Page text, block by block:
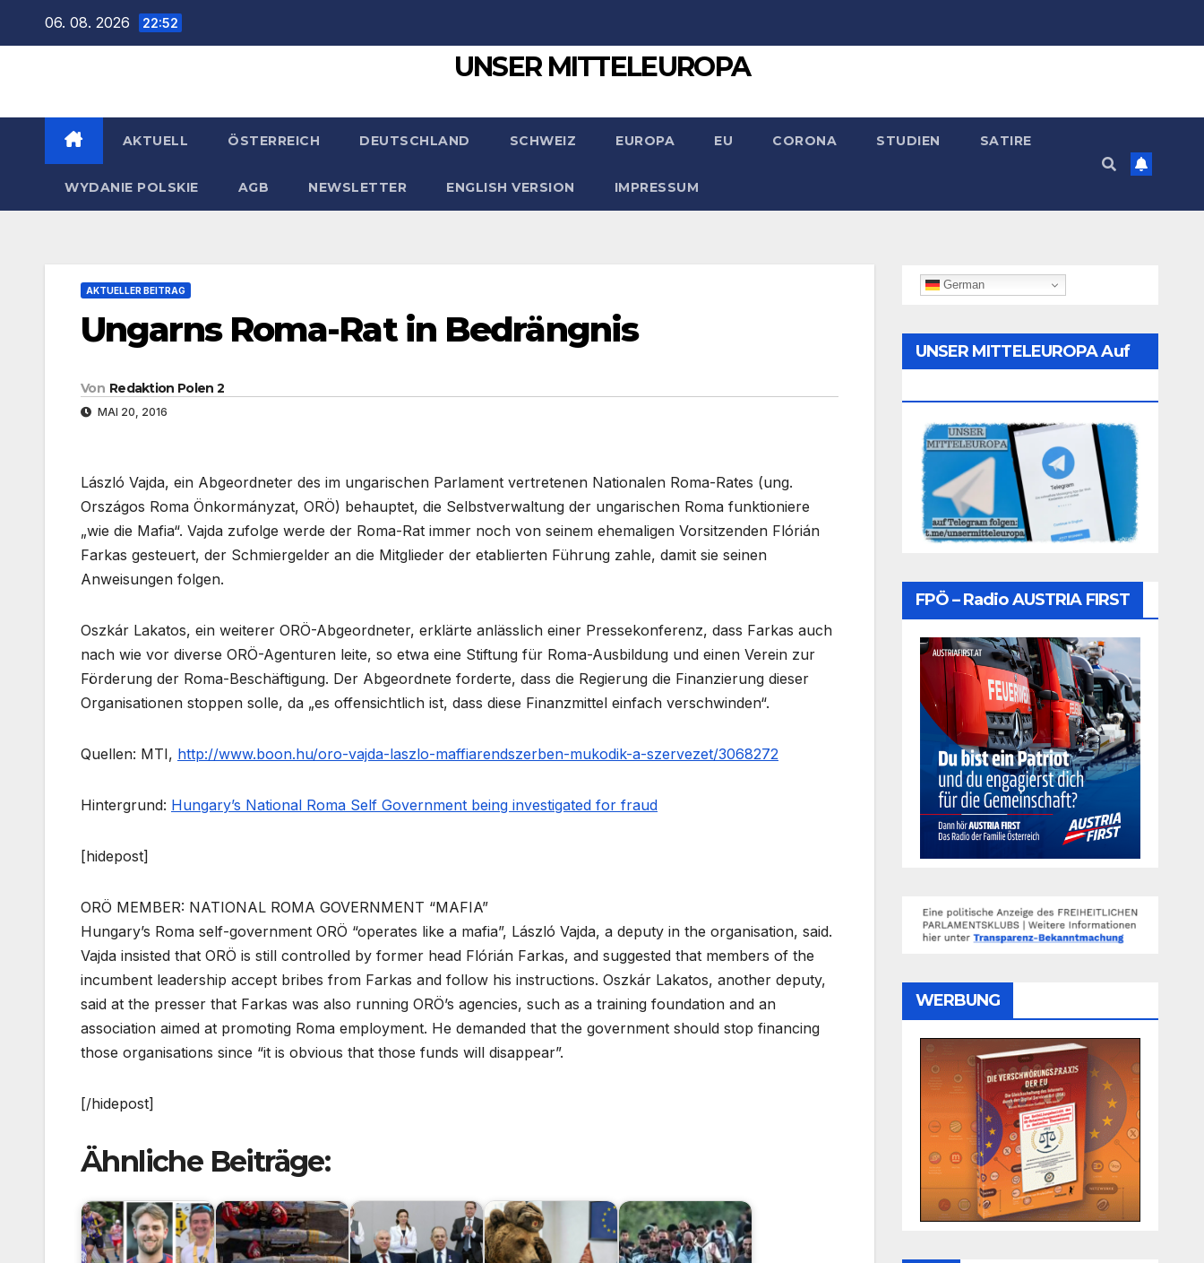
06. 08. 2026 22:52
UNSER MITTELEUROPA
AKTUELL ÖSTERREICH DEUTSCHLAND SCHWEIZ EUROPA EU CORONA STUDIEN SATIRE
WYDANIE POLSKIE AGB NEWSLETTER ENGLISH VERSION IMPRESSUM
AKTUELLER BEITRAG
Ungarns Roma-Rat in Bedrängnis
Von Redaktion Polen 2
MAI 20, 2016
László Vajda, ein Abgeordneter des im ungarischen Parlament vertretenen Nationalen Roma-Rates (ung.
Országos Roma Önkormányzat, ORÖ) behauptet, die Selbstverwaltung der ungarischen Roma funktioniere
„wie die Mafia“. Vajda zufolge werde der Roma-Rat immer noch von seinem ehemaligen Vorsitzenden Flórián
Farkas gesteuert, der Schmiergelder an die Mitglieder der etablierten Führung zahle, damit sie seinen
Anweisungen folgen.
Oszkár Lakatos, ein weiterer ORÖ-Abgeordneter, erklärte anlässlich einer Pressekonferenz, dass Farkas auch
nach wie vor diverse ORÖ-Agenturen leite, so etwa eine Stiftung für Roma-Ausbildung und einen Verein zur
Förderung der Roma-Beschäftigung. Der Abgeordnete forderte, dass die Regierung die Finanzierung dieser
Organisationen stoppen solle, da „es offensichtlich ist, dass diese Finanzmittel einfach verschwinden“.
Quellen: MTI, http://www.boon.hu/oro-vajda-laszlo-maffiarendszerben-mukodik-a-szervezet/3068272
Hintergrund: Hungary’s National Roma Self Government being investigated for fraud
[hidepost]
ORÖ MEMBER: NATIONAL ROMA GOVERNMENT “MAFIA”
Hungary’s Roma self-government ORÖ “operates like a mafia”, László Vajda, a deputy in the organisation, said.
Vajda insisted that ORÖ is still controlled by former head Flórián Farkas, and suggested that members of the
incumbent leadership accept bribes from Farkas and follow his instructions. Oszkár Lakatos, another deputy,
said at the presser that Farkas was also running ORÖ’s agencies, such as a training foundation and an
association aimed at promoting Roma employment. He demanded that the government should stop financing
those organisations since “it is obvious that those funds will disappear”.
[/hidepost]
Ähnliche Beiträge:
German
UNSER MITTELEUROPA Auf
FPÖ – Radio AUSTRIA FIRST
WERBUNG